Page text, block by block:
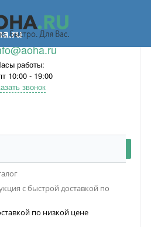
работы:
10:00 - 19:00
звонок
с быстрой доставкой по
по низкой цене